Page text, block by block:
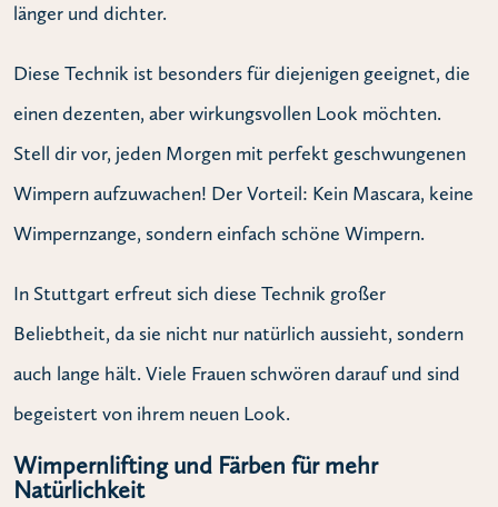
länger und dichter.
Diese Technik ist besonders für diejenigen geeignet, die
einen dezenten, aber wirkungsvollen Look möchten.
Stell dir vor, jeden Morgen mit perfekt geschwungenen
Wimpern aufzuwachen! Der Vorteil: Kein Mascara, keine
Wimpernzange, sondern einfach schöne Wimpern.
In Stuttgart erfreut sich diese Technik großer
Beliebtheit, da sie nicht nur natürlich aussieht, sondern
auch lange hält. Viele Frauen schwören darauf und sind
begeistert von ihrem neuen Look.
Wimpernlifting und Färben für mehr
Natürlichkeit